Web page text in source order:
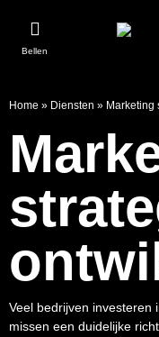
Bellen
Home » Diensten » Marketing
Veel bedrijven investeren
missen een duidelijke